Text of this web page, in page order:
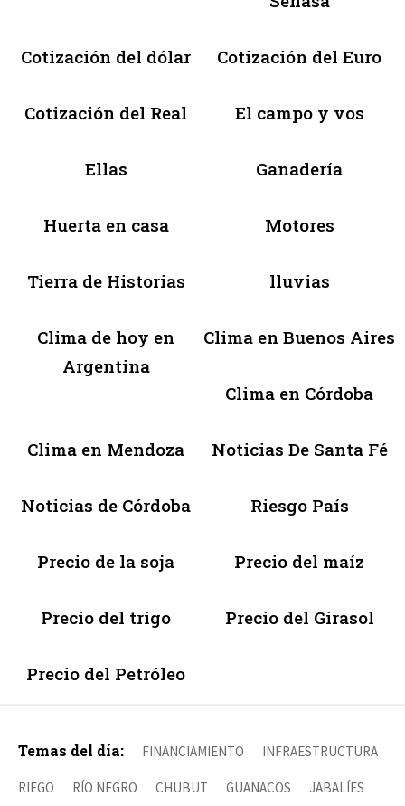
Cotización del dólar Cotización del Euro
Cotización del Real El campo y vos
Ellas Ganadería
Huerta en casa Motores
Tierra de Historias lluvias
Clima de hoy en
Argentina
Clima en Buenos Aires
Clima en Córdoba
Clima en Mendoza Noticias De Santa Fé
Noticias de Córdoba Riesgo País
Precio de la soja Precio del maíz
Precio del trigo Precio del Girasol
Precio del Petróleo
Temas del día: FINANCIAMIENTO INFRAESTRUCTURA
RIEGO RÍO NEGRO CHUBUT GUANACOS JABALÍES